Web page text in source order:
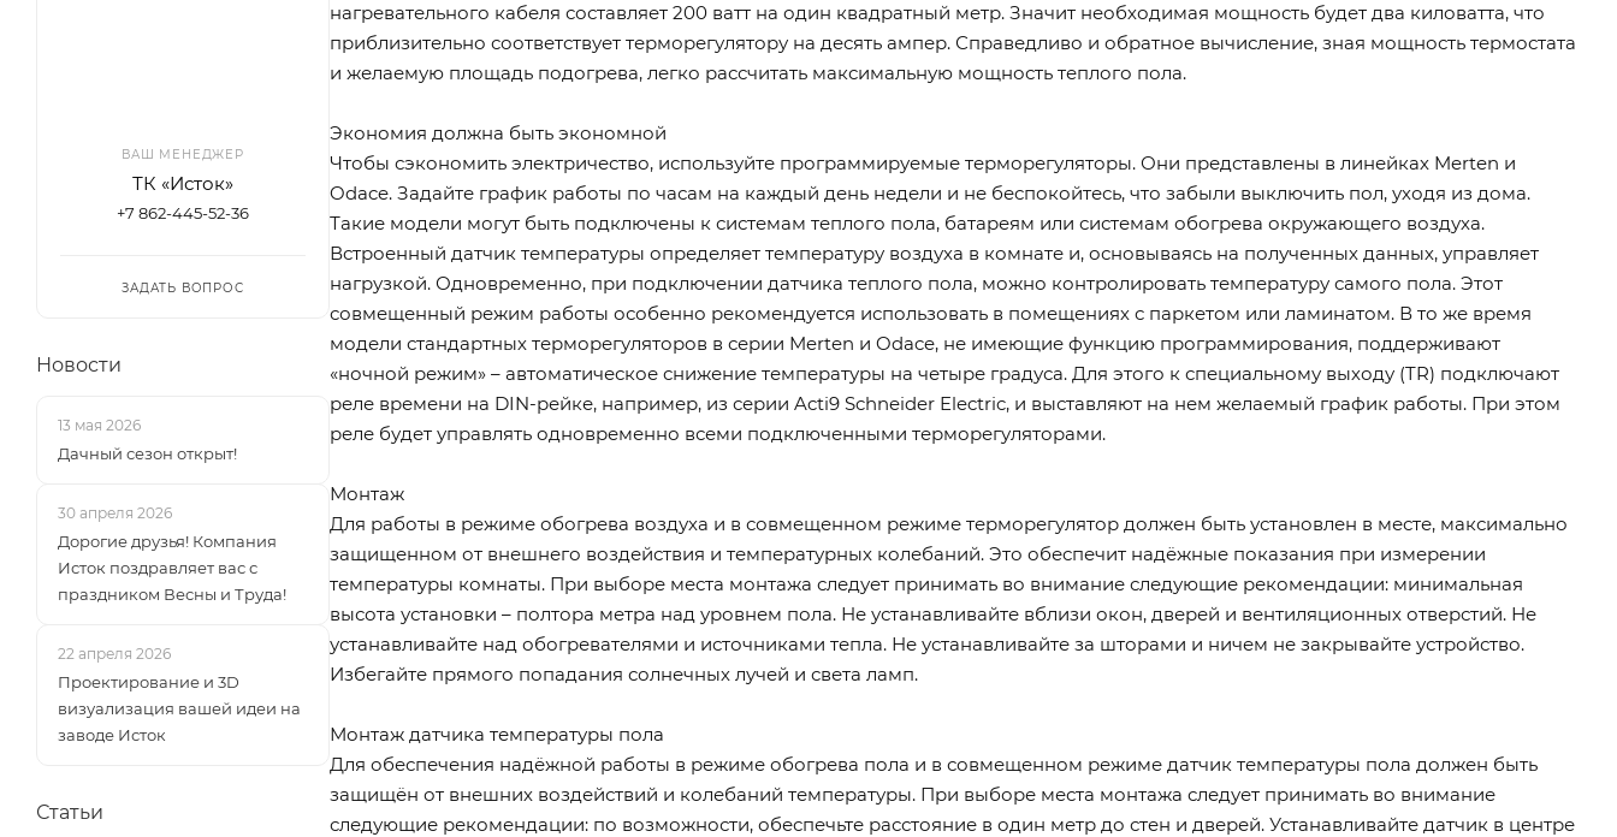
нагревательного кабеля составляет 200 ватт на один квадратный метр. Значит необходимая мощность будет два киловатта, что
приблизительно соответствует терморегулятору на десять ампер. Справедливо и обратное вычисление, зная мощность термостата
и желаемую площадь подогрева, легко рассчитать максимальную мощность теплого пола.
Экономия должна быть экономной
Чтобы сэкономить электричество, используйте программируемые терморегуляторы. Они представлены в линейках Merten и
Odace. Задайте график работы по часам на каждый день недели и не беспокойтесь, что забыли выключить пол, уходя из дома.
Такие модели могут быть подключены к системам теплого пола, батареям или системам обогрева окружающего воздуха.
Встроенный датчик температуры определяет температуру воздуха в комнате и, основываясь на полученных данных, управляет
нагрузкой. Одновременно, при подключении датчика теплого пола, можно контролировать температуру самого пола. Этот
совмещенный режим работы особенно рекомендуется использовать в помещениях с паркетом или ламинатом. В то же время
модели стандартных терморегуляторов в серии Merten и Odace, не имеющие функцию программирования, поддерживают
«ночной режим» – автоматическое снижение температуры на четыре градуса. Для этого к специальному выходу (TR) подключают
реле времени на DIN-рейке, например, из серии Acti9 Schneider Electric, и выставляют на нем желаемый график работы. При этом
реле будет управлять одновременно всеми подключенными терморегуляторами.
Монтаж
Для работы в режиме обогрева воздуха и в совмещенном режиме терморегулятор должен быть установлен в месте, максимально
защищенном от внешнего воздействия и температурных колебаний. Это обеспечит надёжные показания при измерении
температуры комнаты. При выборе места монтажа следует принимать во внимание следующие рекомендации: минимальная
высота установки – полтора метра над уровнем пола. Не устанавливайте вблизи окон, дверей и вентиляционных отверстий. Не
устанавливайте над обогревателями и источниками тепла. Не устанавливайте за шторами и ничем не закрывайте устройство.
Избегайте прямого попадания солнечных лучей и света ламп.
Монтаж датчика температуры пола
Для обеспечения надёжной работы в режиме обогрева пола и в совмещенном режиме датчик температуры пола должен быть
защищён от внешних воздействий и колебаний температуры. При выборе места монтажа следует принимать во внимание
следующие рекомендации: по возможности, обеспечьте расстояние в один метр до стен и дверей. Устанавливайте датчик в центре
ВАШ МЕНЕДЖЕР
ТК «Исток»
+7 862-445-52-36
ЗАДАТЬ ВОПРОС
Новости
13 мая 2026
Дачный сезон открыт!
30 апреля 2026
Дорогие друзья! Компания
Исток поздравляет вас с
праздником Весны и Труда!
22 апреля 2026
Проектирование и 3D
визуализация вашей идеи на
заводе Исток
Статьи